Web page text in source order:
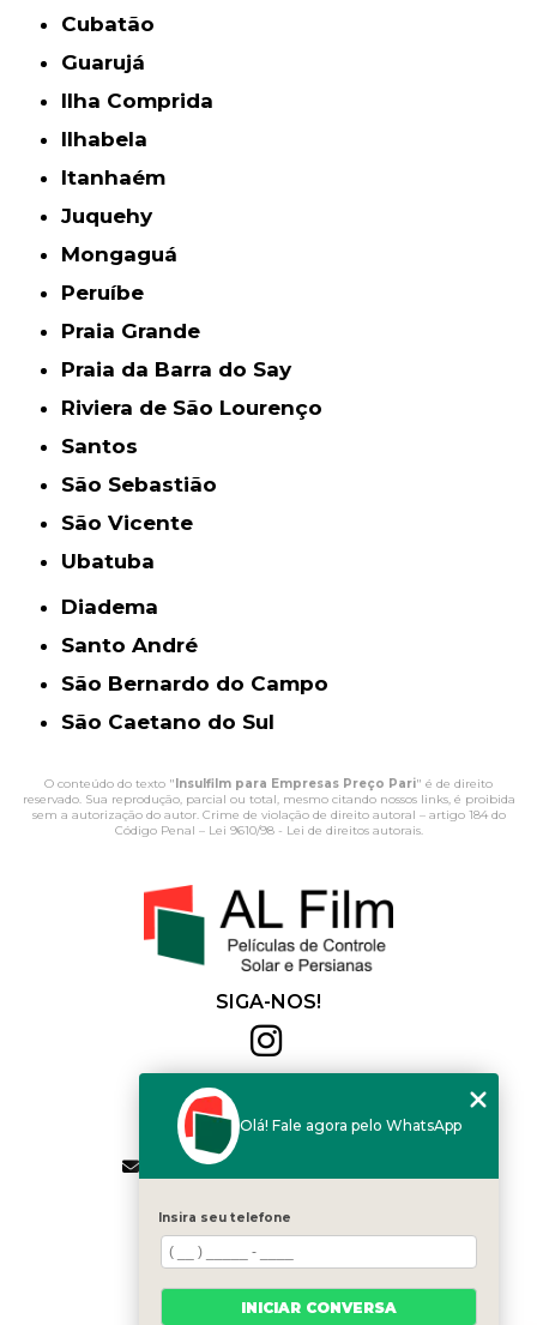
Cubatão
Guarujá
Ilha Comprida
Ilhabela
Itanhaém
Juquehy
Mongaguá
Peruíbe
Praia Grande
Praia da Barra do Say
Riviera de São Lourenço
Santos
São Sebastião
São Vicente
Ubatuba
Diadema
Santo André
São Bernardo do Campo
São Caetano do Sul
O conteúdo do texto " Insulfilm para Empresas Preço Pari" é de direito
reservado. Sua reprodução, parcial ou total, mesmo citando nossos links, é proibida
sem a autorização do autor. Crime de violação de direito autoral – artigo 184 do
Código Penal – Lei 9610/98 - Lei de direitos autorais.
SIGA-NOS!
(11) 2564-4684
(11) 94168-2041
contato.vendas@alfilm.com.br
MENU
HOME
QUEM SOMOS
SERVIÇOS
BLOG
Olá! Fale agora pelo WhatsApp
Insira seu telefone
INICIAR CONVERSA